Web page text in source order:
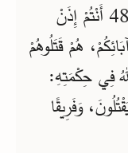
الْأَنْبِيَاءِ، وَآبَاؤُكُمْ هُمُ الَّذِينَ قَتَلُوهُمْ. 48 أَنْتُمْ إِذَنْ
هُمْ قَتَلُوهُمْ
فِي حِكْمَتِهِ:
وَفَرِيقًا